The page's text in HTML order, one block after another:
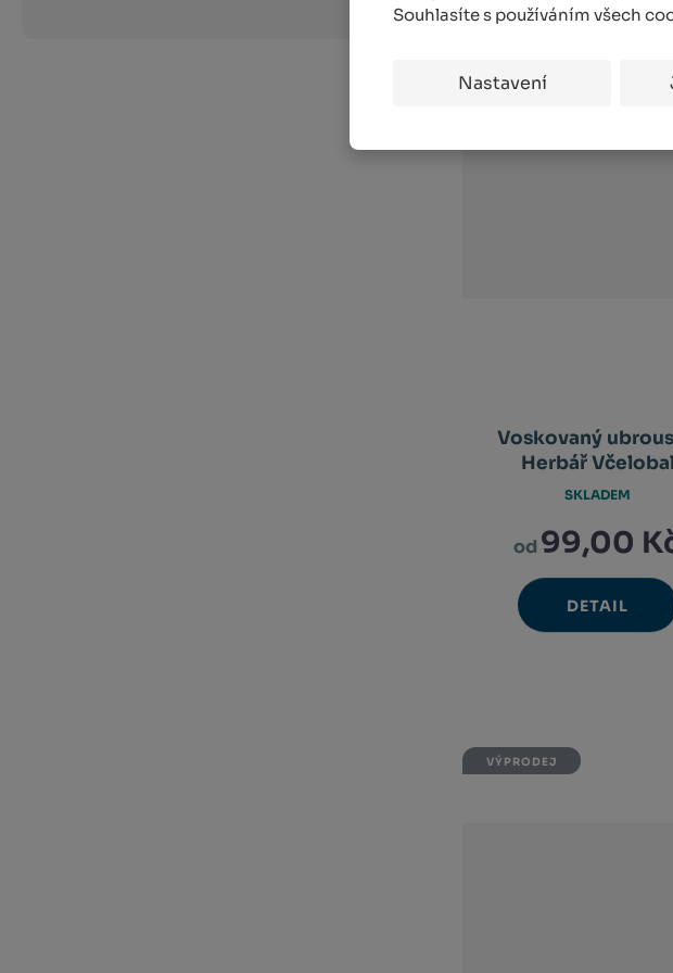
Souhlasíte s používáním všech
Nastavení
Voskovaný
Herbář Včelobal
od 99,00
DETAIL
SKLADEM
VÝPRODEJ